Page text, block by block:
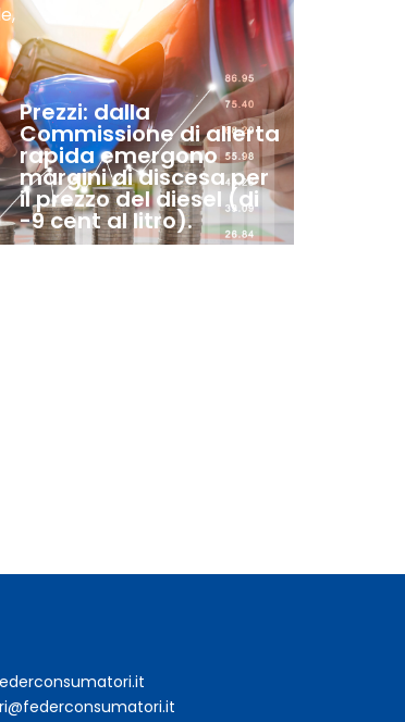
Prezzi: dalla
Commissione di allerta
rapida emergono
margini di discesa per
il prezzo del diesel (di
-9 cent al litro).